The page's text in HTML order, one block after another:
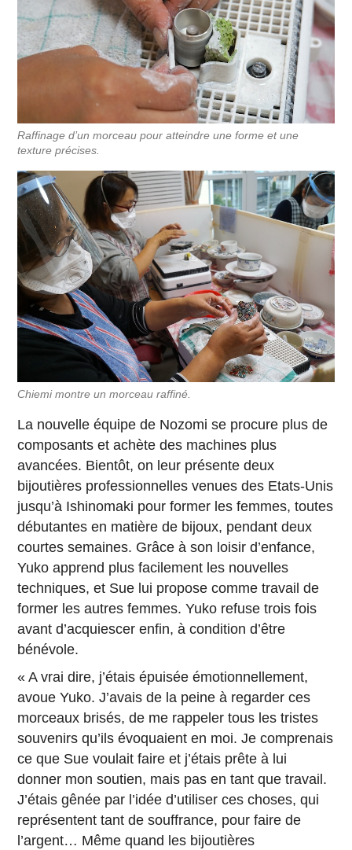
Raffinage d’un morceau pour atteindre une forme et une
texture précises.
Chiemi montre un morceau raffiné.
La nouvelle équipe de Nozomi se procure plus de
composants et achète des machines plus
avancées. Bientôt, on leur présente deux
bijoutières professionnelles venues des Etats-Unis
jusqu’à Ishinomaki pour former les femmes, toutes
débutantes en matière de bijoux, pendant deux
courtes semaines. Grâce à son loisir d’enfance,
Yuko apprend plus facilement les nouvelles
techniques, et Sue lui propose comme travail de
former les autres femmes. Yuko refuse trois fois
avant d’acquiescer enfin, à condition d’être
bénévole.
« A vrai dire, j’étais épuisée émotionnellement,
avoue Yuko. J’avais de la peine à regarder ces
morceaux brisés, de me rappeler tous les tristes
souvenirs qu’ils évoquaient en moi. Je comprenais
ce que Sue voulait faire et j’étais prête à lui
donner mon soutien, mais pas en tant que travail.
J’étais gênée par l’idée d’utiliser ces choses, qui
représentent tant de souffrance, pour faire de
l’argent… Même quand les bijoutières